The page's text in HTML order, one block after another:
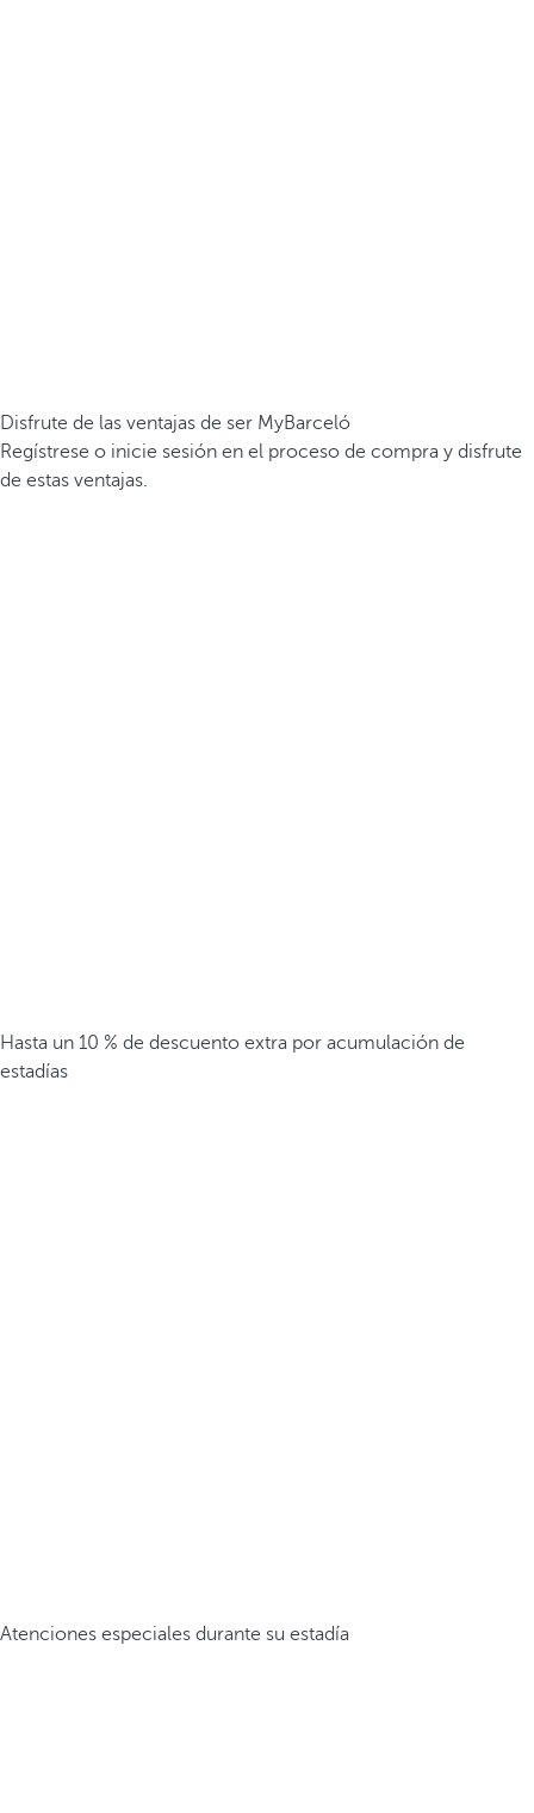
Disfrute de las ventajas de ser MyBarceló
Regístrese o inicie sesión en el proceso de compra y disfrute
de estas ventajas.
Hasta un 10 % de descuento extra por acumulación de
estadías
Atenciones especiales durante su estadía